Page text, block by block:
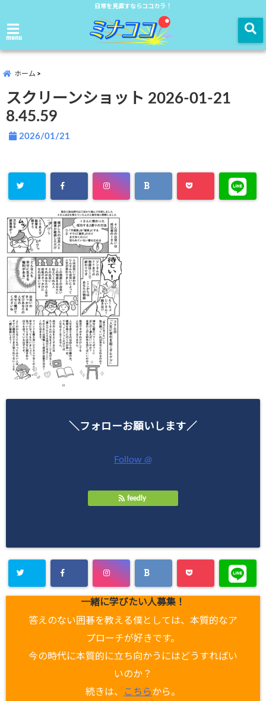
日常を見直すならココカラ！
menu
ホーム
スクリーンショット 2026-01-21
8.45.59
2026/01/21
＼フォローお願いします／
Follow @
feedly
一緒に学びたい人募集！
答えのない囲碁を教える僕としては、本質的なア
プローチが好きです。
今の時代に本質的に立ち向かうにはどうすればい
いのか？
続きは、
こちらから。